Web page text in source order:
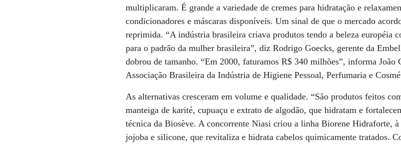
multiplicaram. É grande a variedade de cremes para hidratação e
condicionadores e máscaras disponíveis. Um sinal de que o mercado
reprimida. “A indústria brasileira criava produtos tendo a beleza européia
para o padrão da mulher brasileira”, diz Rodrigo Goecks, gerente da
dobrou de tamanho. “Em 2000, faturamos R$ 340 milhões”, informa João
Associação Brasileira da Indústria de Higiene Pessoal, Perfumaria e
As alternativas cresceram em volume e qualidade. “São produtos feitos
manteiga de karité, cupuaçu e extrato de algodão, que hidratam e
técnica da Biosève. A concorrente Niasi criou a linha Biorene Hidraforte, à
jojoba e silicone, que revitaliza e hidrata cabelos quimicamente tratados.